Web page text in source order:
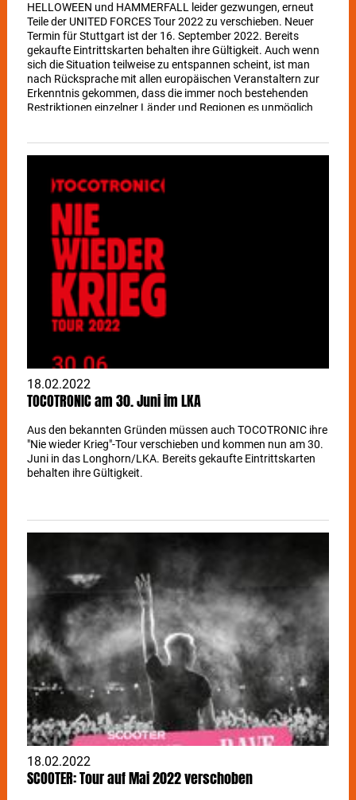
HELLOWEEN und HAMMERFALL leider gezwungen, erneut
Teile der UNITED FORCES Tour 2022 zu verschieben. Neuer
Termin für Stuttgart ist der 16. September 2022. Bereits
gekaufte Eintrittskarten behalten ihre Gültigkeit. Auch wenn
sich die Situation teilweise zu entspannen scheint, ist man
nach Rücksprache mit allen europäischen Veranstaltern zur
Erkenntnis gekommen, dass die immer noch bestehenden
Restriktionen einzelner Länder und Regionen es unmöglich
Pandemie nahe zu sein und mit den neuen Terminen endlich
die UNITED FORCES Konzerte für die Fans spielen zu können!
18.02.2022
TOCOTRONIC am 30. Juni im LKA
Aus den bekannten Gründen müssen auch TOCOTRONIC ihre
"Nie wieder Krieg"-Tour verschieben und kommen nun am 30.
Juni in das Longhorn/LKA. Bereits gekaufte Eintrittskarten
behalten ihre Gültigkeit.
18.02.2022
SCOOTER: Tour auf Mai 2022 verschoben